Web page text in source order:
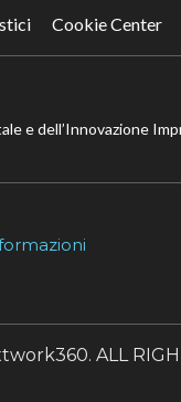
Cookie Center
e dell’Innovazione
ALL